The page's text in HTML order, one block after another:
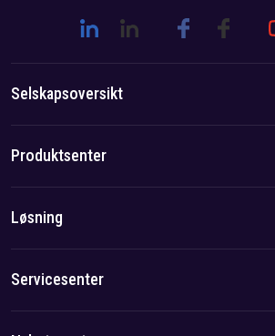
Selskapsoversikt
Introduksjon til selskapet
Lag-/lokalfordel
Produktsenter
Boligprodukter
Løsning
Løsning
Servicesenter
Personvernerklæring